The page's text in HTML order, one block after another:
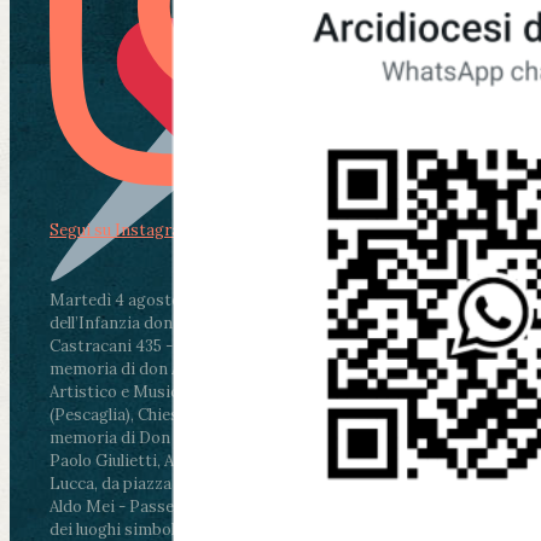
Martedì 4 agosto2026
ore 11:30 - Lucca, Scuola
dell’Infanzia don Aldo Mei - Viale Castruccio
Castracani 435 - Inaugurazione murales in
memoria di don Aldo Mei curato dal Liceo
Artistico e Musicale “Passaglia”
ore 18 - Fiano
(Pescaglia), Chiesa parrocchiale - Messa in
memoria di Don Aldo Mei celebrata da mons.
Paolo Giulietti, Arcivescovo di Lucca
ore 20.30 -
Lucca, da piazza San Michele al Cippo di don
Aldo Mei - Passeggiata della Memoria in alcuni
dei luoghi simbolo della città. Ritrovo alle ore
Segui su Instagram